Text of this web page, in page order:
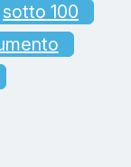
sotto 100